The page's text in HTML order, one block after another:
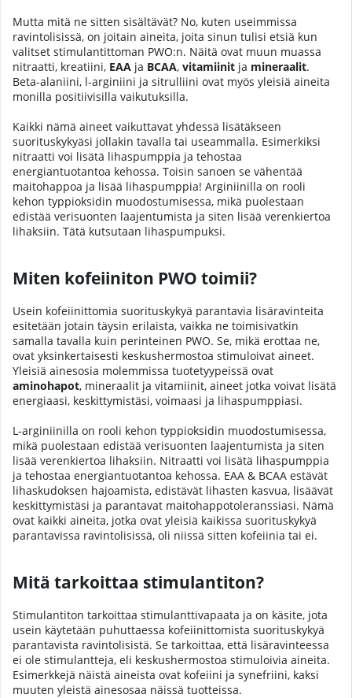
Mutta mitä ne sitten sisältävät? No, kuten useimmissa
ravintolisissä, on joitain aineita, joita sinun tulisi etsiä kun
valitset stimulantittoman PWO:n. Näitä ovat muun muassa
nitraatti, kreatiini, EAA ja BCAA, vitamiinit ja mineraalit.
Beta-alaniini, l-arginiini ja sitrulliini ovat myös yleisiä aineita
monilla positiivisilla vaikutuksilla.
Kaikki nämä aineet vaikuttavat yhdessä lisätäkseen
suorituskykyäsi jollakin tavalla tai useammalla. Esimerkiksi
nitraatti voi lisätä lihaspumppia ja tehostaa
energiantuotantoa kehossa. Toisin sanoen se vähentää
maitohappoa ja lisää lihaspumppia! Arginiinilla on rooli
kehon typpioksidin muodostumisessa, mikä puolestaan
edistää verisuonten laajentumista ja siten lisää verenkiertoa
lihaksiin. Tätä kutsutaan lihaspumpuksi.
Miten kofeiiniton PWO toimii?
Usein kofeiinittomia suorituskykyä parantavia lisäravinteita
esitetään jotain täysin erilaista, vaikka ne toimisivatkin
samalla tavalla kuin perinteinen PWO. Se, mikä erottaa ne,
ovat yksinkertaisesti keskushermostoa stimuloivat aineet.
Yleisiä ainesosia molemmissa tuotetyypeissä ovat
aminohapot, mineraalit ja vitamiinit, aineet jotka voivat lisätä
energiaasi, keskittymistäsi, voimaasi ja lihaspumppiasi.
L-arginiinilla on rooli kehon typpioksidin muodostumisessa,
mikä puolestaan edistää verisuonten laajentumista ja siten
lisää verenkiertoa lihaksiin. Nitraatti voi lisätä lihaspumppia
ja tehostaa energiantuotantoa kehossa. EAA & BCAA estävät
lihaskudoksen hajoamista, edistävät lihasten kasvua, lisäävät
keskittymistäsi ja parantavat maitohappotoleranssiasi. Nämä
ovat kaikki aineita, jotka ovat yleisiä kaikissa suorituskykyä
parantavissa ravintolisissä, oli niissä sitten kofeiinia tai ei.
Mitä tarkoittaa stimulantiton?
Stimulantiton tarkoittaa stimulanttivapaata ja on käsite, jota
usein käytetään puhuttaessa kofeiinittomista suorituskykyä
parantavista ravintolisistä. Se tarkoittaa, että lisäravinteessa
ei ole stimulantteja, eli keskushermostoa stimuloivia aineita.
Esimerkkejä näistä aineista ovat kofeiini ja synefriini, kaksi
muuten yleistä ainesosaa näissä tuotteissa.